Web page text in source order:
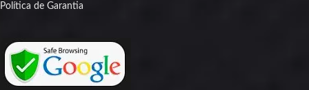
Política de Garantia